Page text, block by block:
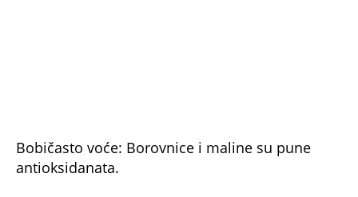
Bobičasto voće: Borovnice i maline su pune
antioksidanata.